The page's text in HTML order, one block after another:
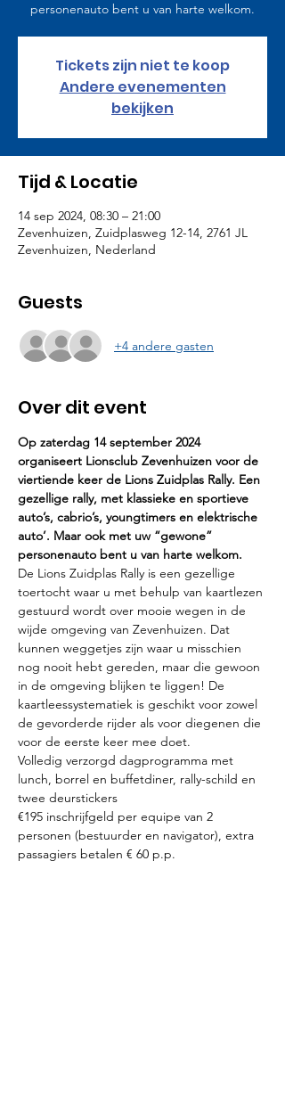
personenauto bent u van harte welkom.
Tickets zijn niet te koop
Andere evenementen
bekijken
Tijd & Locatie
14 sep 2024, 08:30 – 21:00
Zevenhuizen, Zuidplasweg 12-14, 2761 JL
Zevenhuizen, Nederland
Guests
+4 andere gasten
Over dit event
Op zaterdag 14 september 2024
organiseert Lionsclub Zevenhuizen voor de
viertiende keer de Lions Zuidplas Rally. Een
gezellige rally, met klassieke en sportieve
auto’s, cabrio’s, youngtimers en elektrische
auto’. Maar ook met uw “gewone”
personenauto bent u van harte welkom.
De Lions Zuidplas Rally is een gezellige
toertocht waar u met behulp van kaartlezen
gestuurd wordt over mooie wegen in de
wijde omgeving van Zevenhuizen. Dat
kunnen weggetjes zijn waar u misschien
nog nooit hebt gereden, maar die gewoon
in de omgeving blijken te liggen! De
kaartleessystematiek is geschikt voor zowel
de gevorderde rijder als voor diegenen die
voor de eerste keer mee doet.
Volledig verzorgd dagprogramma met
lunch, borrel en buffetdiner, rally-schild en
twee deurstickers
€195 inschrijfgeld per equipe van 2
personen (bestuurder en navigator), extra
passagiers betalen € 60 p.p.